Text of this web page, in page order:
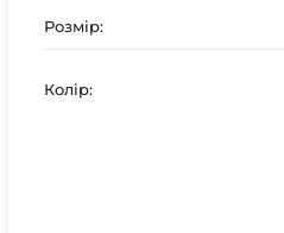
Розмір:
Колір: